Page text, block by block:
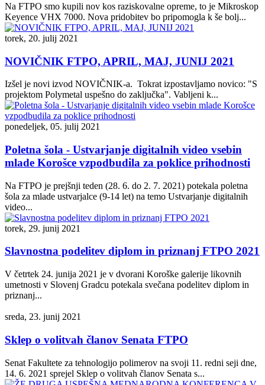
Na FTPO smo kupili nov kos raziskovalne opreme, to je Mikroskop
Keyence VHX 7000. Nova pridobitev bo pripomogla k še bolj...
torek, 20. julij 2021
NOVIČNIK FTPO, APRIL, MAJ, JUNIJ 2021
Izšel je novi izvod NOVIČNIK-a. Tokrat izpostavljamo novico: "S
projektom Polymetal uspešno do zaključka". Vabljeni k...
ponedeljek, 05. julij 2021
Poletna šola - Ustvarjanje digitalnih video vsebin
mlade Korošce vzpodbudila za poklice prihodnosti
Na FTPO je prejšnji teden (28. 6. do 2. 7. 2021) potekala poletna
šola za mlade ustvarjalce (9-14 let) na temo Ustvarjanje digitalnih
video...
torek, 29. junij 2021
Slavnostna podelitev diplom in priznanj FTPO 2021
V četrtek 24. junija 2021 je v dvorani Koroške galerije likovnih
umetnosti v Slovenj Gradcu potekala svečana podelitev diplom in
priznanj...
sreda, 23. junij 2021
Sklep o volitvah članov Senata FTPO
Senat Fakultete za tehnologijo polimerov na svoji 11. redni seji dne,
14. 6. 2021 sprejel Sklep o volitvah članov Senata s...